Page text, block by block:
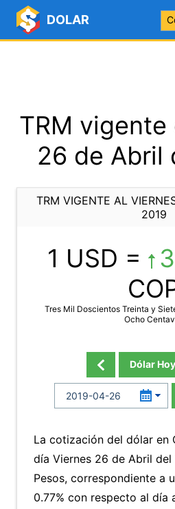
DOLAR
TRM vigente
26 de Abril
TRM VIGENTE AL
2019
1 USD =
Tres Mil Doscientos Treinta y
Ocho
Dólar Hoy
La cotización del dólar en
día Viernes 26 de Abril del
Pesos, correspondiente a
0.77% con respecto al día